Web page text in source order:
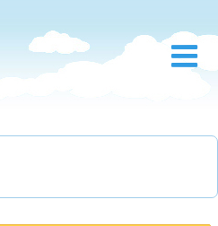
Bölcsőde